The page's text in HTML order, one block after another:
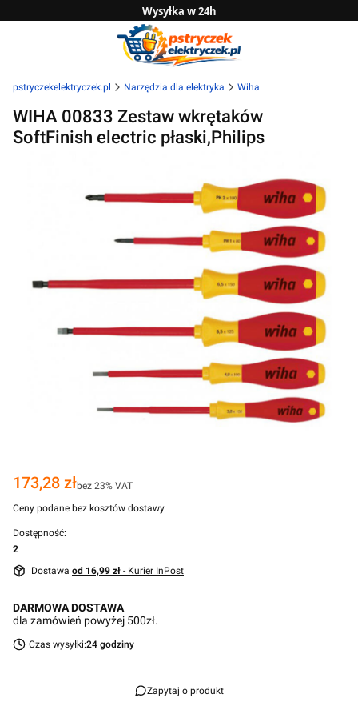
Wysyłka w 24h
Zwrot do 14 dni
Sprawdź naszą ofertę B2B
pstryczekelektryczek.pl Narzędzia dla elektryka Wiha
WIHA 00833 Zestaw wkrętaków
SoftFinish electric płaski,Philips
Cena
173,28 złbez 23% VAT
Ceny podane bez kosztów dostawy.
Dostępność:
2
Dostawa od 16,99 zł - Kurier InPost
DARMOWA DOSTAWA
dla zamówień powyżej 500zł.
Czas wysyłki:24 godziny
Zapytaj o produkt